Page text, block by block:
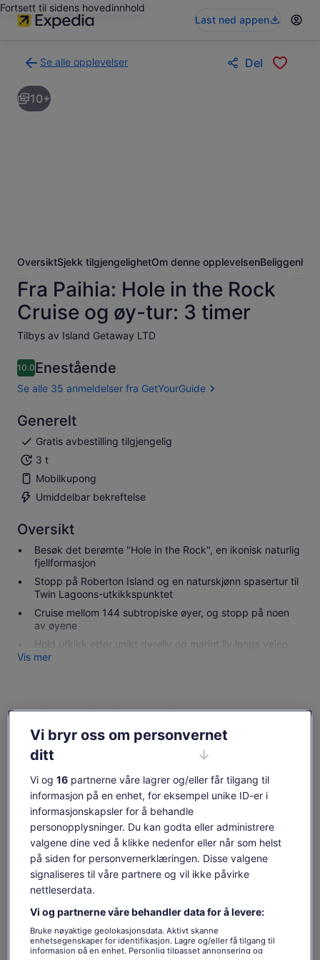
Fortsett til sidens hovedinnhold
Last ned appen
Se alle opplevelser
til
søkeresultatsiden
med
Del
10+
OversiktSjekk tilgjengelighetOm denne opplevelsenBeliggenhet
Fra Paihia: Hole in the Rock
Cruise og øy-tur: 3 timer
Tilbys av Island Getaway LTD
10.010.0 av 10
Enestående
Se alle 35 anmeldelser fra GetYourGuide
Generelt
Gratis avbestilling tilgjengelig
3 t
Mobilkupong
Umiddelbar bekreftelse
Oversikt
Besøk det berømte "Hole in the Rock", en ikonisk naturlig
fjellformasjon
Stopp på Roberton Island og en naturskjønn spasertur til
Twin Lagoons-utkikkspunktet
Cruise mellom 144 subtropiske øyer, og stopp på noen
av øyene
Hold utkikk etter unikt dyreliv og marint liv langs veien
Vis mer
Sjekk tilgjengelighet
Datoer
Reisende
1 voksen
fre. 7. aug.
-
lør. 8. aug.
811 kr
søn. 9. aug.
811 kr
man. 10. aug.
811 kr
er
811 kr
per
811 kr
per voksen
Vis billetter
Innholdet på denne siden kan være maskinoversatt.
Gi tilbakemelding på denne oversettelsenÅpnes
en
ny
Hva som er inkludert og
Vi bryr oss om personvernet
ditt
Vi og 16partnerne våre lagrer og/eller får tilgang til
informasjon på en enhet, for eksempel unike ID-er i
informasjonskapsler for å behandle
personopplysninger. Du kan godta eller administrere
valgene dine ved å klikke nedenfor eller når som helst
på siden for personvernerklæringen. Disse valgene
signaliseres til våre partnere og vil ikke påvirke
nettleserdata.
Vi og partnerne våre behandler data for å levere:
Bruke nøyaktige geolokasjonsdata. Aktivt skanne
enhetsegenskaper for identifikasjon. Lagre og/eller få tilgang til
informasjon på en enhet. Personlig tilpasset annonsering og